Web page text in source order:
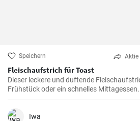
Speichern Aktie
Fleischaufstrich für Toast
Dieser leckere und duftende
Frühstück oder ein schnelles
und wird sicherlich alle Fleischliebhaber
Iwa